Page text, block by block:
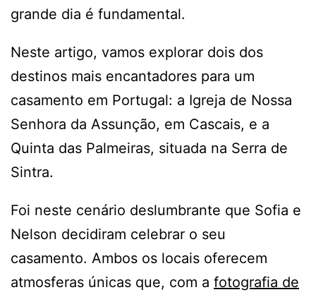
grande dia é fundamental.
Neste artigo, vamos explorar dois dos
destinos mais encantadores para um
casamento em Portugal: a Igreja de Nossa
Senhora da Assunção, em Cascais, e a
Quinta das Palmeiras, situada na Serra de
Sintra.
Foi neste cenário deslumbrante que Sofia e
Nelson decidiram celebrar o seu
casamento. Ambos os locais oferecem
atmosferas únicas que, com a fotografia de